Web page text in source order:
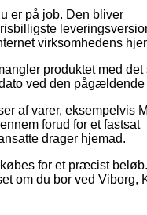
er på job. Den bliver
virksomhedens
produktet med det
ved den pågældende
af varer, eksempelvis
forud for et fastsat
drager hjemad.
for et præcist beløb.
om du bor ved Viborg,